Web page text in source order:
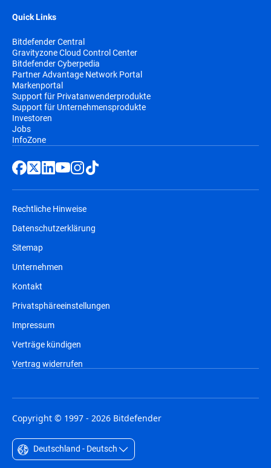
Quick Links
Bitdefender Central
Gravityzone Cloud Control Center
Bitdefender Cyberpedia
Partner Advantage Network Portal
Markenportal
Support für Privatanwenderprodukte
Support für Unternehmensprodukte
Investoren
Jobs
InfoZone
Rechtliche Hinweise
Datenschutzerklärung
Sitemap
Unternehmen
Kontakt
Privatsphäreeinstellungen
Impressum
Verträge kündigen
Vertrag widerrufen
Copyright © 1997 - 2026 Bitdefender
Deutschland - Deutsch